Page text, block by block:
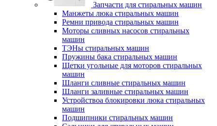
Запчасти для стиральных машин
Манжеты люка стиральных машин
Ремни привода стиральных машин
Моторы сливных насосов стиральных
машин
ТЭНы стиральных машин
Пружины бака стиральных машин
Щетки угольные для моторов стиральных
машин
Шланги сливные стиральных машин
Шланги заливные стиральных машин
Устройствоа блокировки люка стиральных
машин
Подшипники стиральных машин